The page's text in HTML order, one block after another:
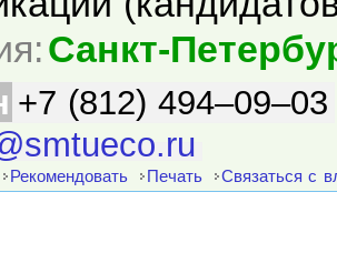
Санкт-
+7 (812) 494–09–03
Рекомендовать Печать Связаться с